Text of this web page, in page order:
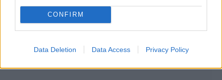
CONFIRM
Data Deletion Data Access Privacy Policy